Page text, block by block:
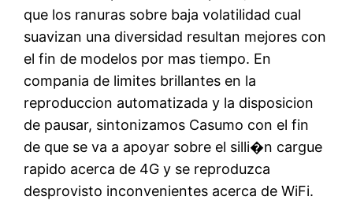
que los ranuras sobre baja volatilidad cual
suavizan una diversidad resultan mejores con
el fin de modelos por mas tiempo. En
compania de limites brillantes en la
reproduccion automatizada y la disposicion
de pausar, sintonizamos Casumo con el fin
de que se va a apoyar sobre el silli�n cargue
rapido acerca de 4G y se reproduzca
desprovisto inconvenientes acerca de WiFi.